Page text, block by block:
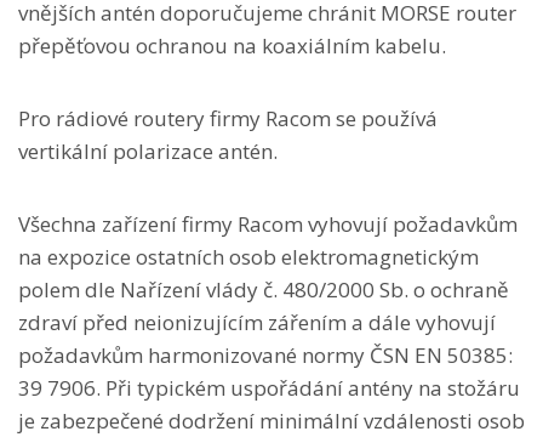
vnějších antén doporučujeme chránit MORSE router
přepěťovou ochranou na koaxiálním kabelu.
Pro rádiové routery firmy Racom se používá
vertikální polarizace antén.
Všechna zařízení firmy Racom vyhovují požadavkům
na expozice ostatních osob elektromagnetickým
polem dle Nařízení vlády č. 480/2000 Sb. o ochraně
zdraví před neionizujícím zářením a dále vyhovují
požadavkům harmonizované normy ČSN EN 50385:
39 7906. Při typickém uspořádání antény na stožáru
je zabezpečené dodržení minimální vzdálenosti osob